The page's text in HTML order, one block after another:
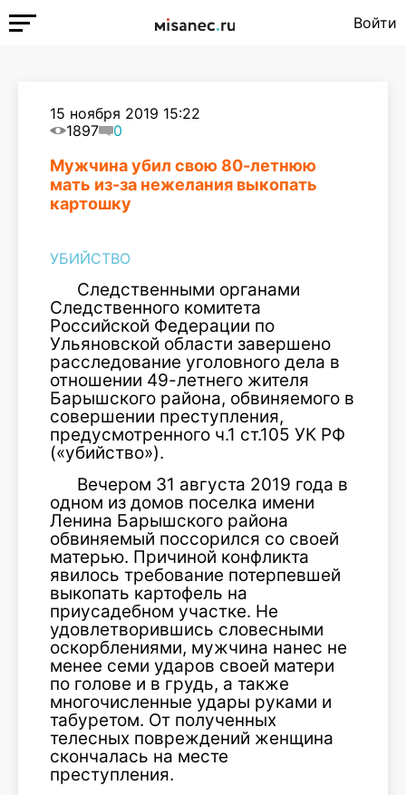
Войти
15 ноября 2019 15:22
1897
0
Мужчина убил свою 80-летнюю
мать из-за нежелания выкопать
картошку
УБИЙСТВО
Следственными органами
Следственного комитета
Российской Федерации по
Ульяновской области завершено
расследование уголовного дела в
отношении 49-летнего жителя
Барышского района, обвиняемого в
совершении преступления,
предусмотренного ч.1 ст.105 УК РФ
(«убийство»).
Вечером 31 августа 2019 года в
одном из домов поселка имени
Ленина Барышского района
обвиняемый поссорился со своей
матерью. Причиной конфликта
явилось требование потерпевшей
выкопать картофель на
приусадебном участке. Не
удовлетворившись словесными
оскорблениями, мужчина нанес не
менее семи ударов своей матери
по голове и в грудь, а также
многочисленные удары руками и
табуретом. От полученных
телесных повреждений женщина
скончалась на месте
преступления.